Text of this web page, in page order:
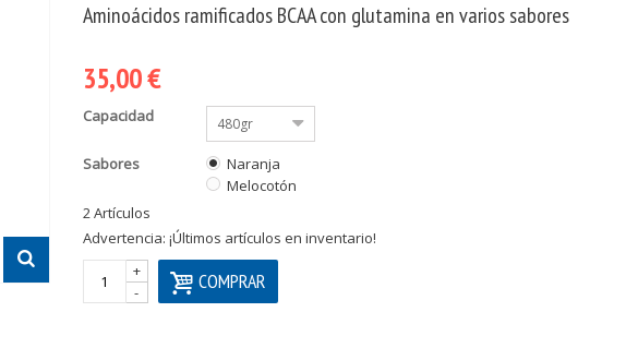
Aminoácidos ramificados BCAA con glutamina en varios sabores
35,00 €
Capacidad 480gr
Sabores
Naranja
Melocotón
2Artículos
Advertencia: ¡Últimos artículos en inventario!
-
+ COMPRAR